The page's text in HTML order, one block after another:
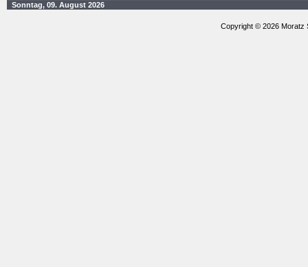
Sonntag, 09. August 2026
Copyright © 2026 Moratz